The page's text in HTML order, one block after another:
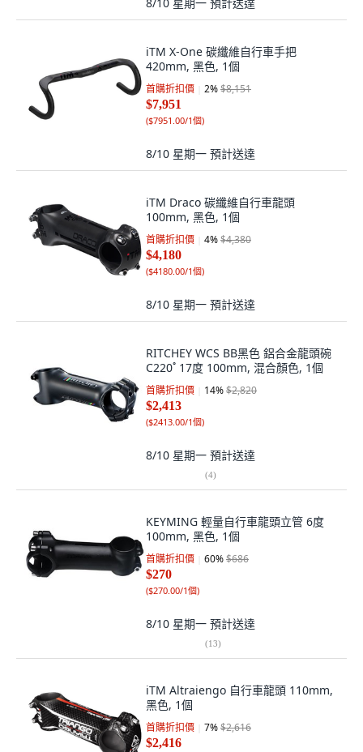
iTM X-One 碳纖維自行車手把
420mm, 黑色, 1個
首購折扣價 2%$8,151
$7,951
($7951.00/1個)
8/10 星期一 預計送達
iTM Draco 碳纖維自行車龍頭
100mm, 黑色, 1個
首購折扣價 4%$4,380
$4,180
($4180.00/1個)
8/10 星期一 預計送達
RITCHEY WCS BB黑色 鋁合金龍頭碗
C220˚ 17度 100mm, 混合顏色, 1個
首購折扣價 14%$2,820
$2,413
($2413.00/1個)
8/10 星期一 預計送達
(4)
KEYMING 輕量自行車龍頭立管 6度
100mm, 黑色, 1個
首購折扣價 60%$686
$270
($270.00/1個)
8/10 星期一 預計送達
(13)
iTM Altraiengo 自行車龍頭 110mm,
黑色, 1個
首購折扣價 7%$2,616
$2,416